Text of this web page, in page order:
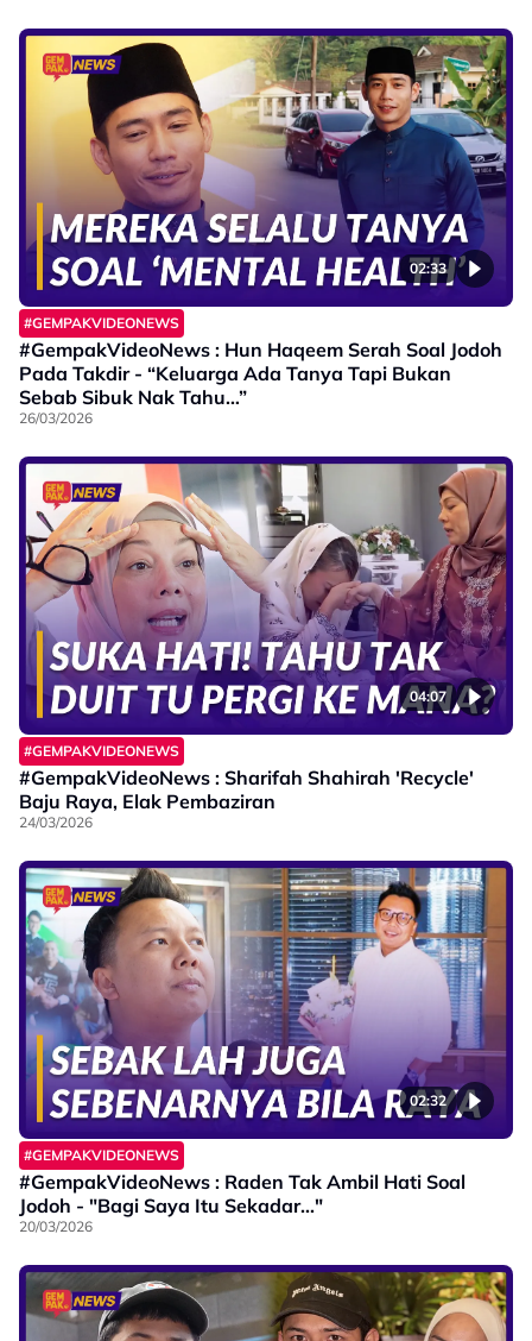
02:33
#GEMPAKVIDEONEWS
#GempakVideoNews : Hun Haqeem Serah Soal Jodoh
Pada Takdir - “Keluarga Ada Tanya Tapi Bukan
Sebab Sibuk Nak Tahu…”
26/03/2026
04:07
#GEMPAKVIDEONEWS
#GempakVideoNews : Sharifah Shahirah 'Recycle'
Baju Raya, Elak Pembaziran
24/03/2026
02:32
#GEMPAKVIDEONEWS
#GempakVideoNews : Raden Tak Ambil Hati Soal
Jodoh - "Bagi Saya Itu Sekadar..."
20/03/2026